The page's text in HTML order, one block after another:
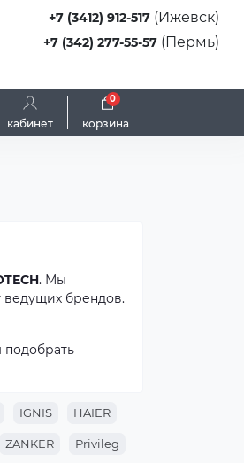
+7 (3412) 912-517 (Ижевск)
+7 (342) 277-55-57 (Пермь)
кабинет корзина
0
. Мы
ведущих брендов.
IGNIS HAIER
ZANKER Privileg